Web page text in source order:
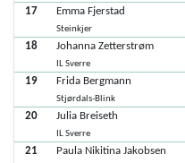
17 Emma Fjerstad
Steinkjer
18 Johanna Zetterstrøm
IL Sverre
19 Frida Bergmann
Stjørdals-Blink
20 Julia Breiseth
IL Sverre
21 Paula Nikitina Jakobsen